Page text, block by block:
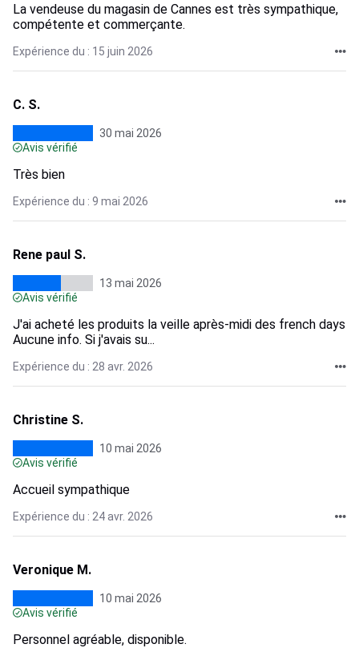
La vendeuse du magasin de Cannes est très sympathique,
compétente et commerçante.
Expérience du : 15 juin 2026
C. S.
30 mai 2026
Avis vérifié
Très bien
Expérience du : 9 mai 2026
Rene paul S.
13 mai 2026
Avis vérifié
J'ai acheté les produits la veille après-midi des french days
Aucune info. Si j'avais su...
Expérience du : 28 avr. 2026
Christine S.
10 mai 2026
Avis vérifié
Accueil sympathique
Expérience du : 24 avr. 2026
Veronique M.
10 mai 2026
Avis vérifié
Personnel agréable, disponible.